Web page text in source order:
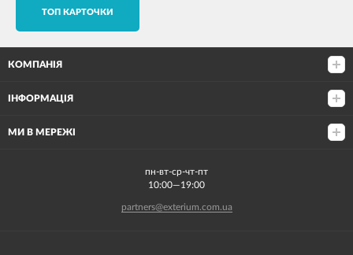
TОП КАРТОЧКИ
КОМПАНІЯ
ІНФОРМАЦІЯ
МИ В МЕРЕЖІ
пн-вт-ср-чт-пт
10:00—19:00
partners@exterium.com.ua